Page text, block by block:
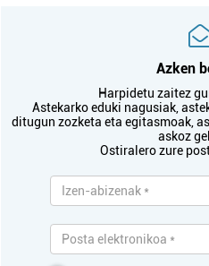
Azken
Harpidetu zaitez
Astekarko eduki nagusiak,
ditugun zozketa eta egitasmoak,
askoz
Ostiralero zure